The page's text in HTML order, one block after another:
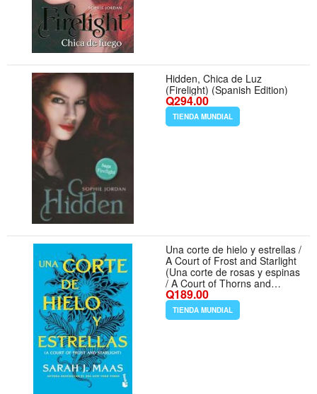
Hidden, Chica de Luz
(Firelight) (Spanish Edition)
Q294.00
TIENDA MUNDIAL
Una corte de hielo y estrellas /
A Court of Frost and Starlight
(Una corte de rosas y espinas
/ A Court of Thorns and
Roses, 4) (Spanish Edition)
Q189.00
TIENDA MUNDIAL